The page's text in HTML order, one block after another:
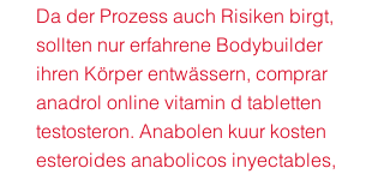
Da der Prozess auch Risiken birgt,
sollten nur erfahrene Bodybuilder
ihren Körper entwässern, comprar
anadrol online vitamin d tabletten
testosteron. Anabolen kuur kosten
esteroides anabolicos inyectables,